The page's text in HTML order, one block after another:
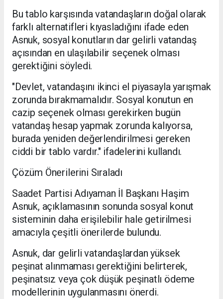
Bu tablo karşısında vatandaşların doğal olarak
farklı alternatifleri kıyasladığını ifade eden
Asnuk, sosyal konutların dar gelirli vatandaş
açısından en ulaşılabilir seçenek olması
gerektiğini söyledi.
"Devlet, vatandaşını ikinci el piyasayla yarışmak
zorunda bırakmamalıdır. Sosyal konutun en
cazip seçenek olması gerekirken bugün
vatandaş hesap yapmak zorunda kalıyorsa,
burada yeniden değerlendirilmesi gereken
ciddi bir tablo vardır." ifadelerini kullandı.
Çözüm Önerilerini Sıraladı
Saadet Partisi Adıyaman İl Başkanı Haşim
Asnuk, açıklamasının sonunda sosyal konut
sisteminin daha erişilebilir hale getirilmesi
amacıyla çeşitli önerilerde bulundu.
Asnuk, dar gelirli vatandaşlardan yüksek
peşinat alınmaması gerektiğini belirterek,
peşinatsız veya çok düşük peşinatlı ödeme
modellerinin uygulanmasını önerdi.